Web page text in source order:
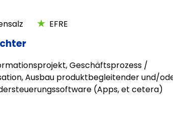
EFRE
Geschäftsprozess /
Ausbau produktbegleitender und/
(Apps, et cetera)